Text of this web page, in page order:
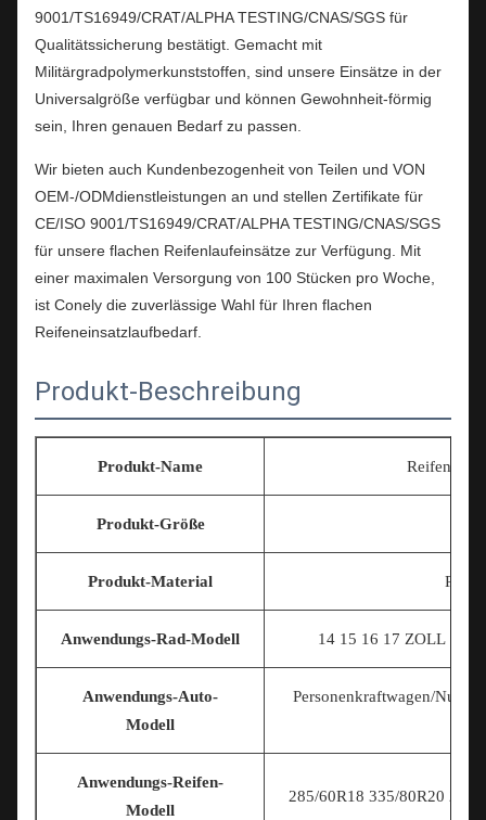
9001/TS16949/CRAT/ALPHA TESTING/CNAS/SGS für
Qualitätssicherung bestätigt. Gemacht mit
Militärgradpolymerkunststoffen, sind unsere Einsätze in der
Universalgröße verfügbar und können Gewohnheit-förmig
sein, Ihren genauen Bedarf zu passen.
Wir bieten auch Kundenbezogenheit von Teilen und VON
OEM-/ODMdienstleistungen an und stellen Zertifikate für
CE/ISO 9001/TS16949/CRAT/ALPHA TESTING/CNAS/SGS
für unsere flachen Reifenlaufeinsätze zur Verfügung. Mit
einer maximalen Versorgung von 100 Stücken pro Woche,
ist Conely die zuverlässige Wahl für Ihren flachen
Reifeneinsatzlaufbedarf.
Produkt-Beschreibung
Produkt-Name Reifen-
Produkt-Größe
Produkt-Material
Anwendungs-Rad-Modell 14 15 16 17 ZOLL
Anwendungs-Auto-
Modell
Personenkraftwagen/
Anwendungs-Reifen-
Modell
285/60R18 335/80R20